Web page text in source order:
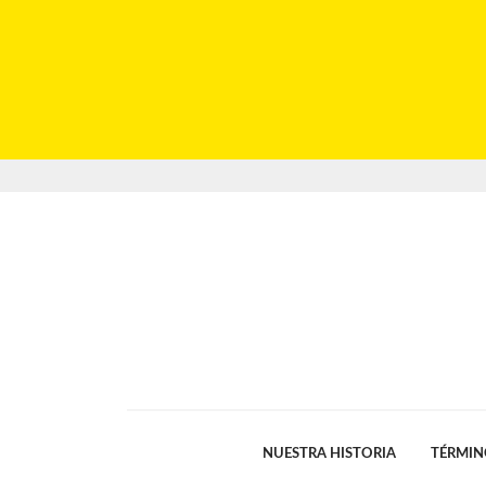
NUESTRA HISTORIA